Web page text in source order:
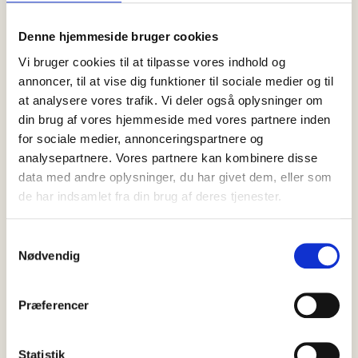
Denne hjemmeside bruger cookies
Vi bruger cookies til at tilpasse vores indhold og
annoncer, til at vise dig funktioner til sociale medier og til
at analysere vores trafik. Vi deler også oplysninger om
din brug af vores hjemmeside med vores partnere inden
for sociale medier, annonceringspartnere og
analysepartnere. Vores partnere kan kombinere disse
data med andre oplysninger, du har givet dem, eller som
de har indsamlet fra din brug af deres tjenester.
Nødvendig
Præferencer
Statistik
Nyt kapitel på Ruths Hotel: Jacob
Det seneste år har markeret et nyt kapitel for Ruths Hotel.